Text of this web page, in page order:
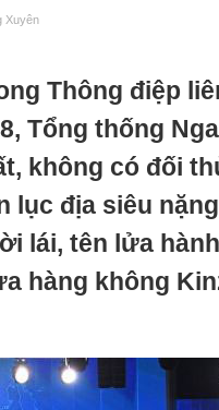
Xuyên
Thông điệp
Tổng thống
không có đối
lục địa siêu
lái, tên lửa
hàng không